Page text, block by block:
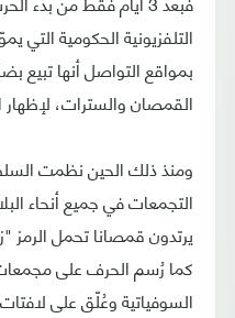
التلفزيونية الحكومية التي
بمواقع التواصل أنها تبيع
القمصان والسترات، لإظهار
ومنذ ذلك الحين نظمت
التجمعات في جميع أنحاء
يرتدون قمصانا تحمل
كما رُسم الحرف على
السوفياتية وعُلّق على